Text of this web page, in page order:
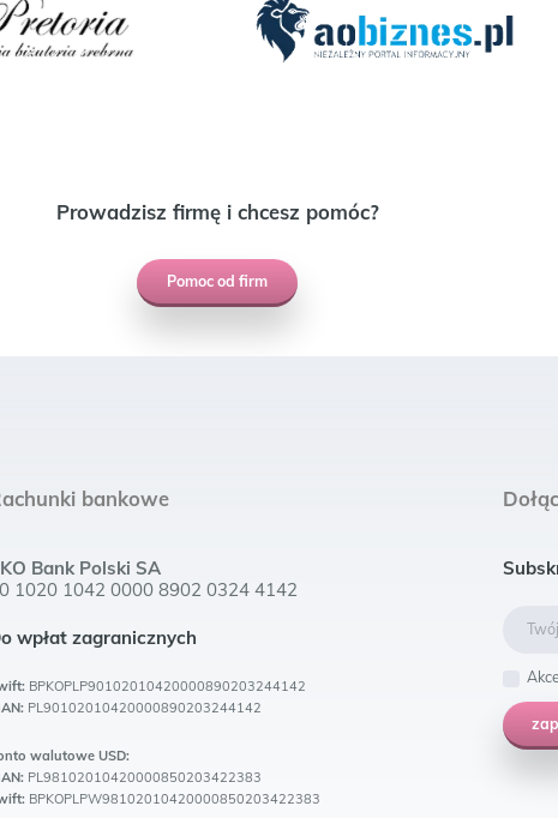
Prowadzisz firmę i chcesz pomóc?
Pomoc od firm
bankowe
Bank Polski SA
1020 1042 0000 8902 0324 4142
wpłat zagranicznych
BPKOPLP90102010420000890203244142
PL90102010420000890203244142
walutowe USD:
PL98102010420000850203422383
BPKOPLPW98102010420000850203422383